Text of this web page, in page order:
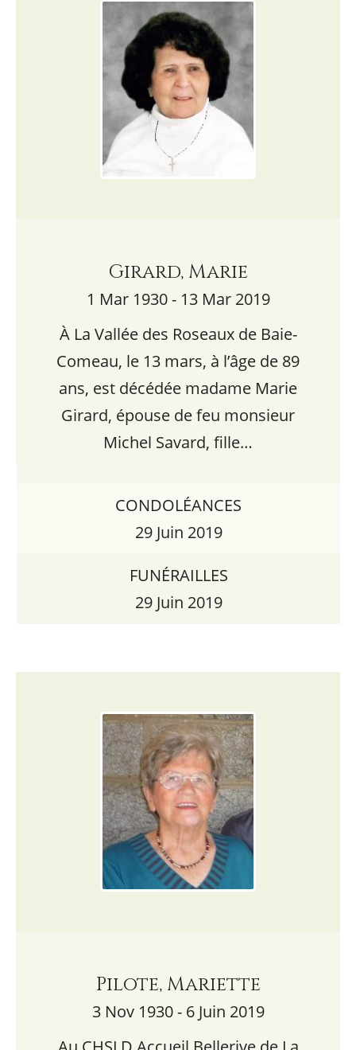
Girard, Marie
1 Mar 1930 - 13 Mar 2019
À La Vallée des Roseaux de Baie-
Comeau, le 13 mars, à l’âge de 89
ans, est décédée madame Marie
Girard, épouse de feu monsieur
Michel Savard, fille…
CONDOLÉANCES
29 Juin 2019
FUNÉRAILLES
29 Juin 2019
Pilote, Mariette
3 Nov 1930 - 6 Juin 2019